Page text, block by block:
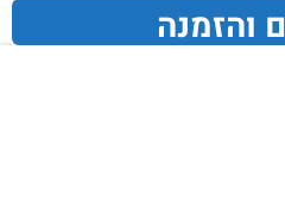
והזמנה